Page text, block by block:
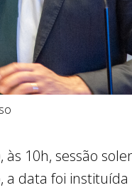
10h, sessão
data foi instituída